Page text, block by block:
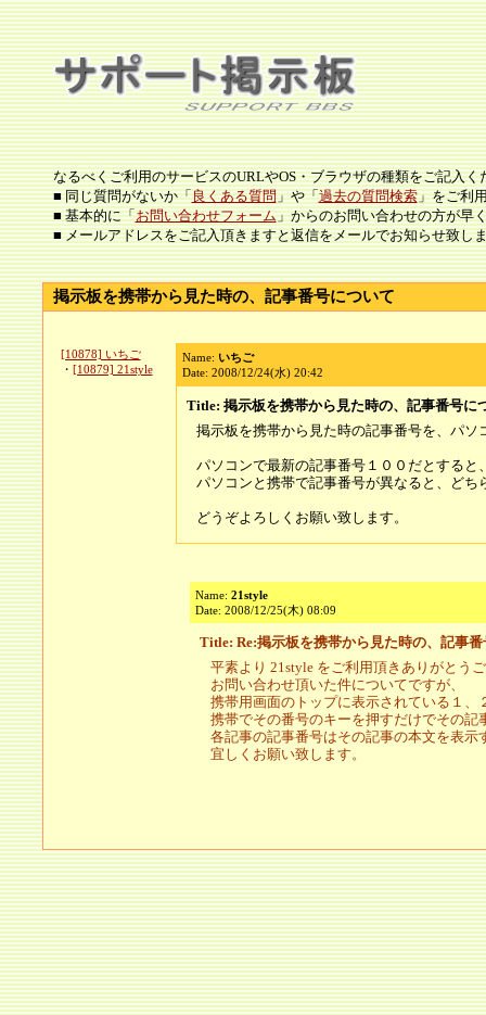
なるべくご利用のサービスのURLやOS・ブラウザの種類をご記入く
■ 同じ質問がないか「良くある質問」や「過去の質問検索」をご利
■ 基本的に「お問い合わせフォーム」からのお問い合わせの方が早
■ メールアドレスをご記入頂きますと返信をメールでお知らせ致し
掲示板を携帯から見た時の、記事番号について
[10878] いちご
・ [10879] 21style
Name: いちご
Date: 2008/12/24(水) 20:42
Title: 掲示板を携帯から見た時の、記事番号に
掲示板を携帯から見た時の記事番号を、パ
パソコンで最新の記事番号１００だとする
パソコンと携帯で記事番号が異なると、ど
どうぞよろしくお願い致します。
Name: 21style
Date: 2008/12/25(木) 08:09
Title: Re:掲示板を携帯から見た時の、記事
平素より 21style をご利用頂きありがとう
お問い合わせ頂いた件についてですが、
携帯用画面のトップに表示されている１
携帯でその番号のキーを押すだけでその記
各記事の記事番号はその記事の本文を表示
宜しくお願い致します。